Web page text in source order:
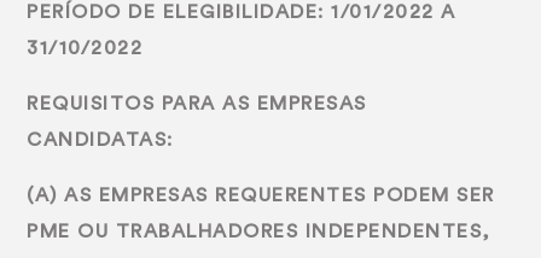
PERÍODO DE ELEGIBILIDADE: 1/01/2022 A
31/10/2022
REQUISITOS PARA AS EMPRESAS
CANDIDATAS:
(A) AS EMPRESAS REQUERENTES PODEM SER
PME OU TRABALHADORES INDEPENDENTES,